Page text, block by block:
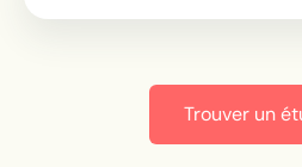
Trouver un